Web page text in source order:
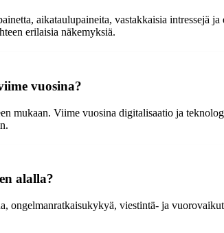
aikataulupaineita, vastakkaisia intressejä
erilaisia näkemyksiä.
vuosina?
mukaan. Viime vuosina digitalisaatio ja
alalla?
viestintä- ja